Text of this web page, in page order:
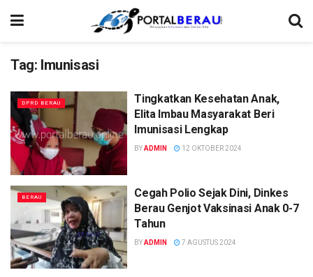
Tag: Imunisasi
DPRD BERAU
Tingkatkan Kesehatan Anak,
Elita Imbau Masyarakat Beri
Imunisasi Lengkap
BYADMIN 12 OKTOBER 2024
BERAU
Cegah Polio Sejak Dini, Dinkes
Berau Genjot Vaksinasi Anak 0-7
Tahun
BYADMIN 7 AGUSTUS 2024